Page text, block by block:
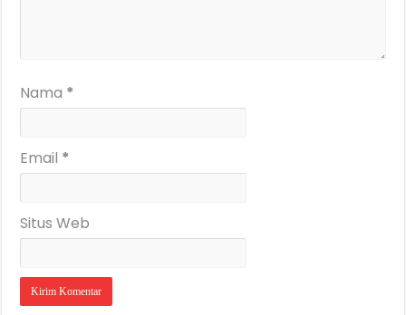
Nama *
Email *
Situs Web